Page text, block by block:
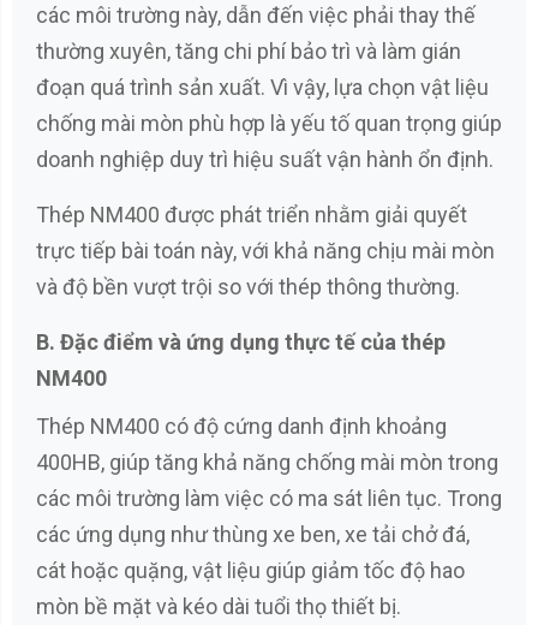
các môi trường này, dẫn đến việc phải thay thế
thường xuyên, tăng chi phí bảo trì và làm gián
đoạn quá trình sản xuất. Vì vậy, lựa chọn vật liệu
chống mài mòn phù hợp là yếu tố quan trọng giúp
doanh nghiệp duy trì hiệu suất vận hành ổn định.
Thép NM400 được phát triển nhằm giải quyết
trực tiếp bài toán này, với khả năng chịu mài mòn
và độ bền vượt trội so với thép thông thường.
B. Đặc điểm và ứng dụng thực tế của thép
NM400
Thép NM400 có độ cứng danh định khoảng
400HB, giúp tăng khả năng chống mài mòn trong
các môi trường làm việc có ma sát liên tục. Trong
các ứng dụng như thùng xe ben, xe tải chở đá,
cát hoặc quặng, vật liệu giúp giảm tốc độ hao
mòn bề mặt và kéo dài tuổi thọ thiết bị.